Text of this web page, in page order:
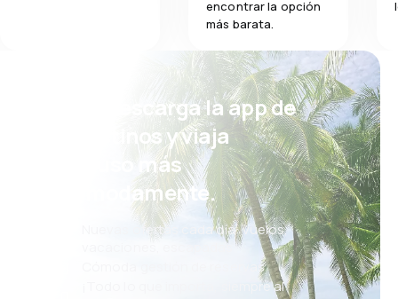
encontrar la opción
más barata.
¡Eh! Descarga la app de
eDestinos y viaja
incluso más
cómodamente.
Nuevas ofertas cada día: vuelos,
vacaciones, escapadas
Cómoda gestión de reservas
¡Todo lo que importa, siempre al